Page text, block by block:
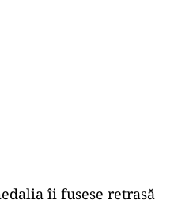
îi fusese retrasă